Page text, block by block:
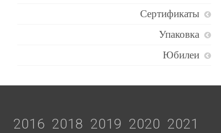
Сертификаты
Упаковка
Юбилеи
2016 2018 2019 2020 2021